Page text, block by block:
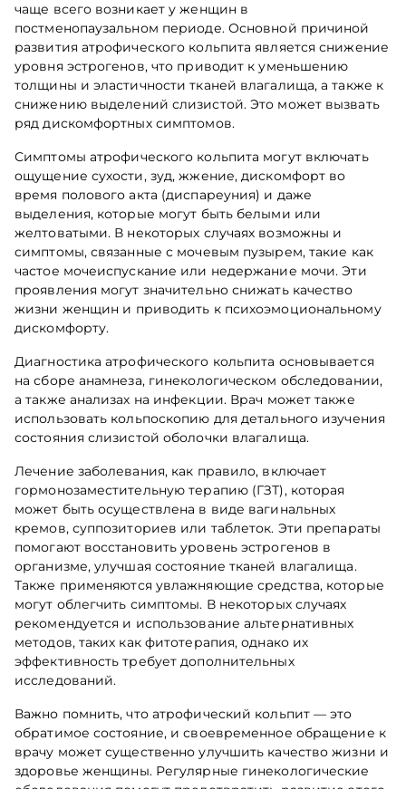
чаще всего возникает у женщин в
постменопаузальном периоде. Основной причиной
развития атрофического кольпита является снижение
уровня эстрогенов, что приводит к уменьшению
толщины и эластичности тканей влагалища, а также к
снижению выделений слизистой. Это может вызвать
ряд дискомфортных симптомов.
Симптомы атрофического кольпита могут включать
ощущение сухости, зуд, жжение, дискомфорт во
время полового акта (диспареуния) и даже
выделения, которые могут быть белыми или
желтоватыми. В некоторых случаях возможны и
симптомы, связанные с мочевым пузырем, такие как
частое мочеиспускание или недержание мочи. Эти
проявления могут значительно снижать качество
жизни женщин и приводить к психоэмоциональному
дискомфорту.
Диагностика атрофического кольпита основывается
на сборе анамнеза, гинекологическом обследовании,
а также анализах на инфекции. Врач может также
использовать кольпоскопию для детального изучения
состояния слизистой оболочки влагалища.
Лечение заболевания, как правило, включает
гормонозаместительную терапию (ГЗТ), которая
может быть осуществлена в виде вагинальных
кремов, суппозиториев или таблеток. Эти препараты
помогают восстановить уровень эстрогенов в
организме, улучшая состояние тканей влагалища.
Также применяются увлажняющие средства, которые
могут облегчить симптомы. В некоторых случаях
рекомендуется и использование альтернативных
методов, таких как фитотерапия, однако их
эффективность требует дополнительных
исследований.
Важно помнить, что атрофический кольпит — это
обратимое состояние, и своевременное обращение к
врачу может существенно улучшить качество жизни и
здоровье женщины. Регулярные гинекологические